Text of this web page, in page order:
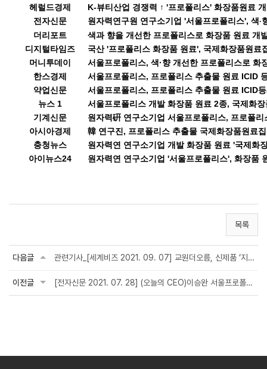
헤럴드경제
K-뷰티산업 경쟁력 ↑ '프로폴리스' 화장품원료
전자신문
원자력연구원 연구소기업 '서울프로폴리스', 색·
더리포트
색과 향을 개선한 프로폴리스로 화장품 원료 개
디지털타임즈
국산 '프로폴리스 화장품 원료', 국제화장품원료
머니투데이
서 울프로폴리스, 색·향 개선한 프로폴리스로 화
한스경제
서울프로폴리스, 프로폴리스 추출물 원료 ICID
약업신문
서울프로폴리스, 프로폴리스 추출물 원료 ICID
뉴스 1
서울프로폴리스 개발 화장품 원료 2종, 국제화
기 계신 문
아시아경제
충청뉴스
아이뉴스24
원자력硏 연구소기업 서울프로폴리스, 프로폴
韓 연구진, 프로폴리스 추출물 국제화장품원료집
원자력연 연구소기업 개발 화장품 원료 '국제화
원자력연 연구소기업 '서울프로폴리스', 화장품
목록
다음글 관련기사_[세계비즈 2021. 09. 07] 교원더오름, 신제품 ‘지비알 프로폴리스’ 스틱&지비...
이전글 [전자신문 2021. 07. 28] (오늘의 CEO)이승완 서울프로폴리스 대표 “프로폴리스 가능성 무궁...